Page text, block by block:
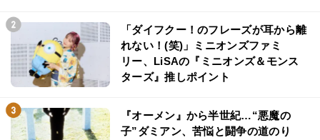
「ダイフクー！のフレーズが耳から離
れない！(笑)」ミニオンズファミ
リー、LiSAの『ミニオンズ＆モンス
ターズ』推しポイント
『オーメン』から半世紀…“悪魔の
子”ダミアン、苦悩と闘争の道のり